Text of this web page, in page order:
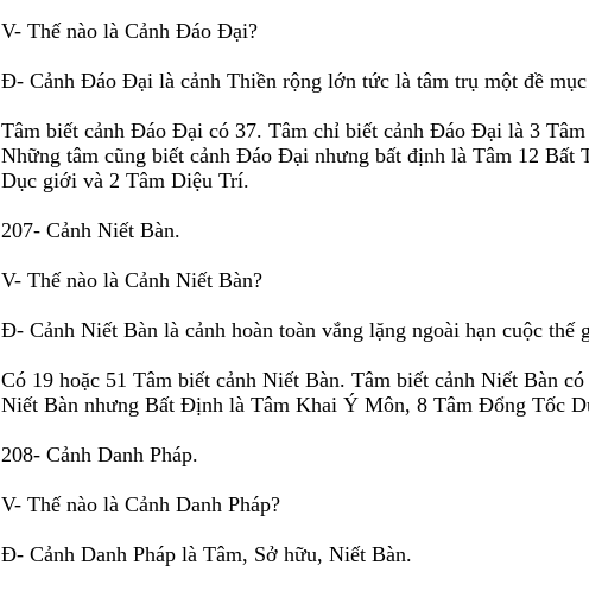
V- Thế nào là Cảnh Ðáo Ðại?
Ð- Cảnh Ðáo Ðại là cảnh Thiền rộng lớn tức là tâm trụ một đề mục
Tâm biết cảnh Ðáo Ðại có 37. Tâm chỉ biết cảnh Ðáo Ðại là 3
Những tâm cũng biết cảnh Ðáo Ðại nhưng bất định là Tâm 12
Dục giới và 2 Tâm Diệu Trí.
207- Cảnh Niết Bàn.
V- Thế nào là Cảnh Niết Bàn?
Ð- Cảnh Niết Bàn là cảnh hoàn toàn vắng lặng ngoài hạn cuộc
Có 19 hoặc 51 Tâm biết cảnh Niết Bàn. Tâm biết cảnh Niết Bàn
Niết Bàn nhưng Bất Ðịnh là Tâm Khai Ý Môn, 8 Tâm Ðổng Tốc
208- Cảnh Danh Pháp.
V- Thế nào là Cảnh Danh Pháp?
Ð- Cảnh Danh Pháp là Tâm, Sở hữu, Niết Bàn.